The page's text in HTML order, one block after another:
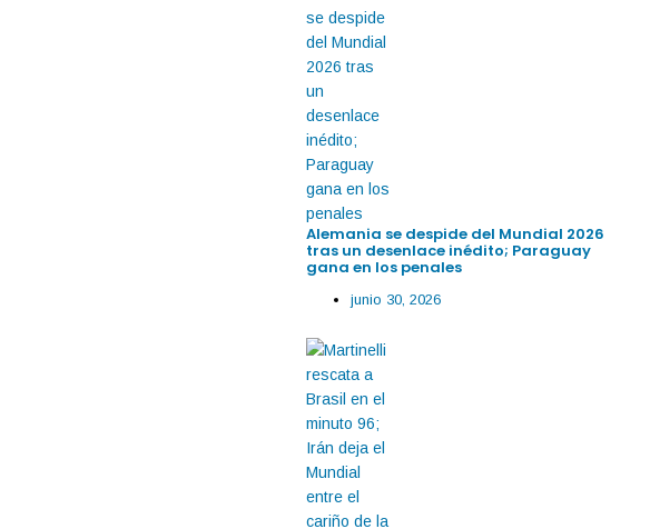
Alemania se despide del Mundial 2026
tras un desenlace inédito; Paraguay
gana en los penales
junio 30, 2026